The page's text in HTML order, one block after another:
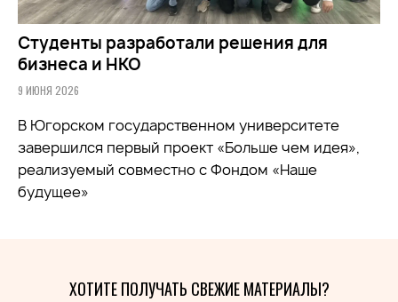
Студенты разработали решения для
бизнеса и НКО
9 ИЮНЯ 2026
В Югорском государственном университете
завершился первый проект «Больше чем идея»,
реализуемый совместно с Фондом «Наше
будущее»
ХОТИТЕ ПОЛУЧАТЬ СВЕЖИЕ МАТЕРИАЛЫ?